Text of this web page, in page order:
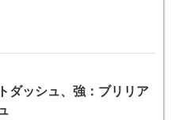
ダッシュ、強：ブリリア